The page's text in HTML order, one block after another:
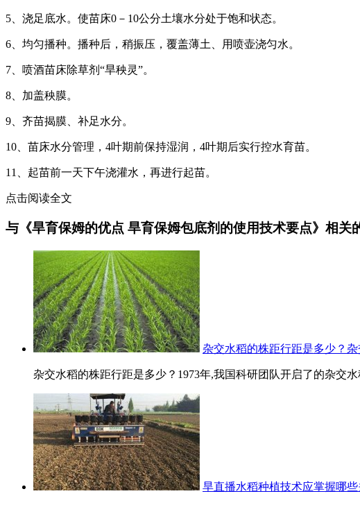
5、浇足底水。使苗床0－10公分土壤水分处于饱和状态。
6、均匀播种。播种后，稍振压，覆盖薄土、用喷壶浇匀水。
7、喷酒苗床除草剂“旱秧灵”。
8、加盖秧膜。
9、齐苗揭膜、补足水分。
10、苗床水分管理，4叶期前保持湿润，4叶期后实行控水育苗。
11、起苗前一天下午浇灌水，再进行起苗。
点击阅读全文
与《旱育保姆的优点 旱育保姆包底剂的使用技术要点》相关
杂交水稻的株距行距是多少？
杂交水稻的株距行距是多少？1973年,我国科研团队开启了的杂交
旱直播水稻种植技术应掌握哪